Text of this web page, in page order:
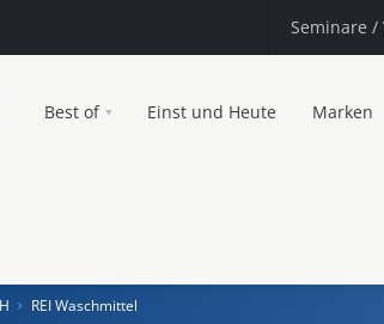
Seminare /
Best of Einst und Heute Marken
REI Waschmittel